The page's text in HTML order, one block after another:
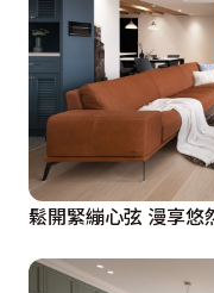
鬆開緊繃心弦 漫享悠